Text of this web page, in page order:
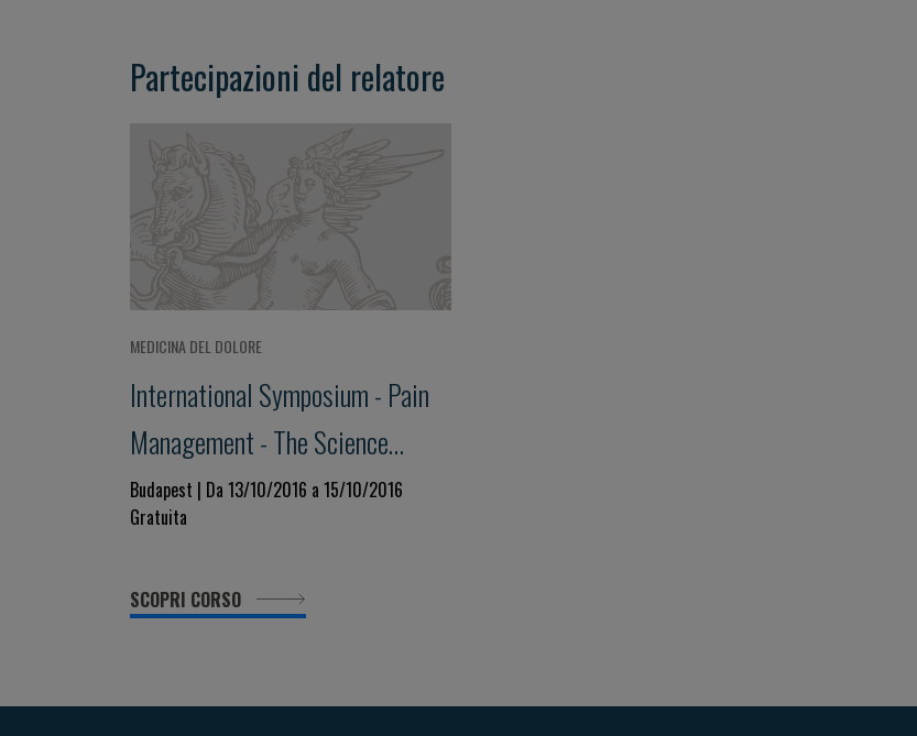
Partecipazioni del relatore
MEDICINA DEL DOLORE
International Symposium - Pain
Management - The Science
Behind
Budapest | Da 13/10/2016 a 15/10/2016
Gratuita
SCOPRI CORSO